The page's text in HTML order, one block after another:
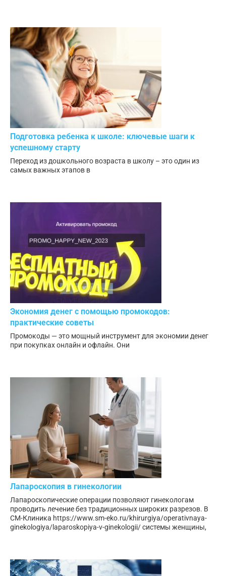
Подготовка ребенка к школе: ключевые шаги к
успешному старту
Переход из дошкольного возраста в школу – это один из
самых важных этапов в
Экономия денег с помощью промокодов:
практические советы
Промокоды — это мощный инструмент для экономии денег
при покупках онлайн и офлайн. Они
Лапароскопия в гинекологии
Лапароскопические операции позволяют гинекологам
проводить лечение без традиционных широких разрезов. В
СМ-Клиника https://www.sm-eko.ru/khirurgiya/operativnaya-
ginekologiya/laparoskopiya-v-ginekologii/ системы женщины,